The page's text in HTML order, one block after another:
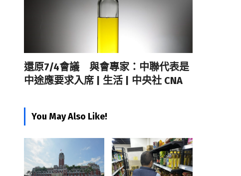
還原7/4會議 與會專家：中聯代表是
中途應要求入席 | 生活 | 中央社 CNA
You May Also Like!